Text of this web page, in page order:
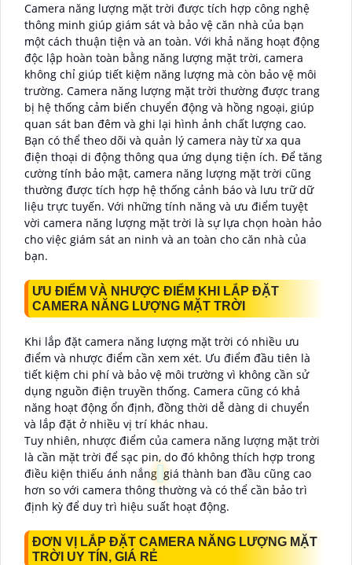
Camera năng lượng mặt trời được tích hợp công nghệ
thông minh giúp giám sát và bảo vệ căn nhà của bạn
một cách thuận tiện và an toàn. Với khả năng hoạt động
độc lập hoàn toàn bằng năng lượng mặt trời, camera
không chỉ giúp tiết kiệm năng lượng mà còn bảo vệ môi
trường. Camera năng lượng mặt trời thường được trang
bị hệ thống cảm biến chuyển động và hồng ngoại, giúp
quan sát ban đêm và ghi lại hình ảnh chất lượng cao.
Bạn có thể theo dõi và quản lý camera này từ xa qua
điện thoại di động thông qua ứng dụng tiện ích. Để tăng
cường tính bảo mật, camera năng lượng mặt trời cũng
thường được tích hợp hệ thống cảnh báo và lưu trữ dữ
liệu trực tuyến. Với những tính năng và ưu điểm tuyệt
vời camera năng lượng mặt trời là sự lựa chọn hoàn hảo
cho việc giám sát an ninh và an toàn cho căn nhà của
bạn.
ƯU ĐIỂM VÀ NHƯỢC ĐIỂM KHI LẮP ĐẶT
CAMERA NĂNG LƯỢNG MẶT TRỜI
Khi lắp đặt camera năng lượng mặt trời có nhiều ưu
điểm và nhược điểm cần xem xét. Ưu điểm đầu tiên là
tiết kiệm chi phí và bảo vệ môi trường vì không cần sử
dụng nguồn điện truyền thống. Camera cũng có khả
năng hoạt động ổn định, đồng thời dễ dàng di chuyển
và lắp đặt ở nhiều vị trí khác nhau.
Tuy nhiên, nhược điểm của camera năng lượng mặt trời
là cần mặt trời để sạc pin, do đó không thích hợp trong
điều kiện thiếu ánh nắng giá thành ban đầu cũng cao
hơn so với camera thông thường và có thể cần bảo trì
định kỳ để duy trì hiệu suất hoạt động.
ĐƠN VỊ LẮP ĐẶT CAMERA NĂNG LƯỢNG MẶT
TRỜI UY TÍN, GIÁ RẺ